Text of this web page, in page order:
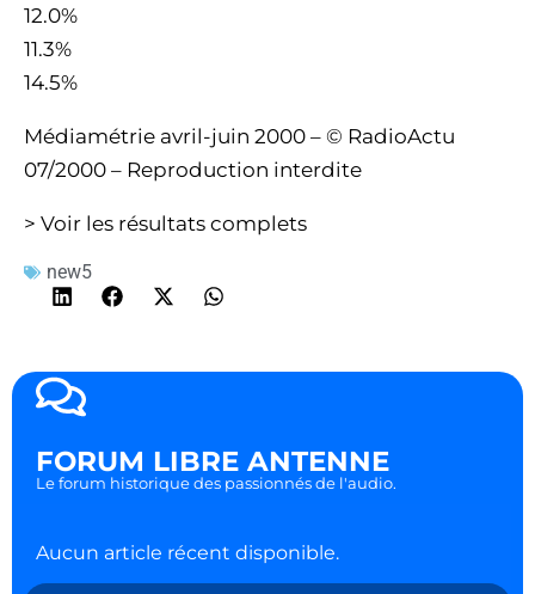
12.0%
11.3%
14.5%
Médiamétrie avril-juin 2000 – © RadioActu
07/2000 – Reproduction interdite
> Voir les résultats complets
new5
FORUM LIBRE ANTENNE
Le forum historique des passionnés de l'audio.
Aucun article récent disponible.